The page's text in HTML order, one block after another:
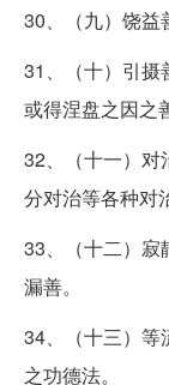
30、（九）饶益
31、（十）引摄
或得涅盘之因之
32、（十一）对
分对治等各种对
33、（十二）寂
漏善。
34、（十三）等
之功德法。